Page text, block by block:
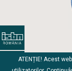
ATENȚIE! Acest